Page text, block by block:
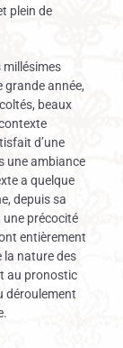
plein de
millésimes
grande année,
beaux
d’une
une ambiance
a quelque
depuis sa
précocité
entièrement
la nature des
au pronostic
déroulement